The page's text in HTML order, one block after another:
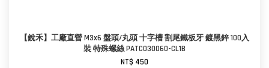
【銳禾】工廠直營 M3x6 盤頭/丸頭 十字槽 割尾鐵板牙 鍍黑鋅 100入
裝 特殊螺絲 PATC030060-CL1B
NT$ 450